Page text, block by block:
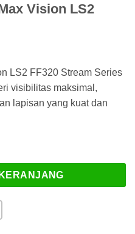
Vision LS2
LS2 FF320 Stream Series
visibilitas maksimal,
lapisan yang kuat dan
Vision LS2 FF320 FF353